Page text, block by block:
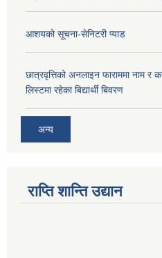
आशयको सूचना-सेनिटरी प्याड
छात्रवृत्तिको अनलाइन फाराममा नाम
लिस्टमा रहेका बिद्यार्थी बिवरण
अन्य
राप्ति शान्ति उद्यान